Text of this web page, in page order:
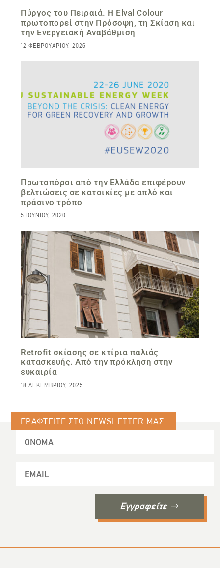
Πύργος του Πειραιά. Η Elval Colour
πρωτοπορεί στην Πρόσοψη, τη Σκίαση και
την Ενεργειακή Αναβάθμιση
12 ΦΕΒΡΟΥΑΡΊΟΥ, 2026
Πρωτοπόροι από την Ελλάδα επιφέρουν
βελτιώσεις σε κατοικίες με απλό και
πράσινο τρόπο
5 ΙΟΥΝΊΟΥ, 2020
Retrofit σκίασης σε κτίρια παλιάς
κατασκευής. Από την πρόκληση στην
ευκαιρία
18 ΔΕΚΕΜΒΡΊΟΥ, 2025
ΓΡΑΦΤΕΙΤΕ ΣΤΟ NEWSLETTER ΜΑΣ:
Εγγραφείτε